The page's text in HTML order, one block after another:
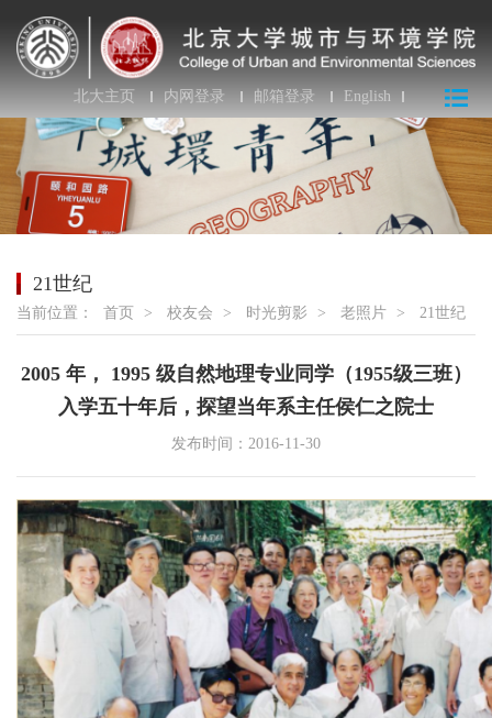
北大主页 内网登录 邮箱登录 English
21世纪
当前位置： 首页 > 校友会 > 时光剪影 > 老照片 > 21世纪
2005 年， 1995 级自然地理专业同学（1955级三班）
入学五十年后，探望当年系主任侯仁之院士
发布时间：2016-11-30